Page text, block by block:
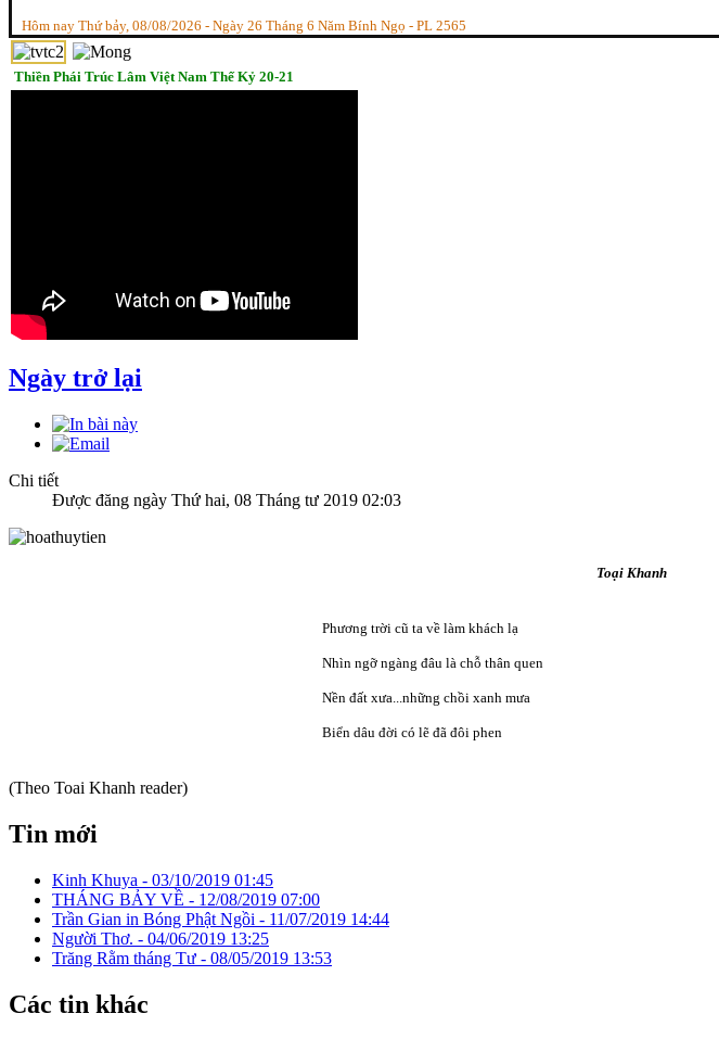
Hôm nay Thứ bảy, 08/08/2026 - Ngày 26 Tháng 6 Năm Bính Ngọ - PL 2565
Thiền Phái Trúc Lâm Việt Nam Thế Kỷ 20-21
Ngày trở lại
Chi tiết
Được đăng ngày Thứ hai, 08 Tháng tư 2019 02:03
Toại Khanh
Phương trời cũ ta về làm khách lạ
Nhìn ngỡ ngàng đâu là chỗ thân quen
Nền đất xưa...những chồi xanh mưa
Biển dâu đời có lẽ đã đôi phen
(Theo Toai Khanh reader)
Tin mới
Kinh Khuya - 03/10/2019 01:45
THÁNG BẢY VỀ - 12/08/2019 07:00
Trần Gian in Bóng Phật Ngồi - 11/07/2019 14:44
Người Thơ. - 04/06/2019 13:25
Trăng Rằm tháng Tư - 08/05/2019 13:53
Các tin khác